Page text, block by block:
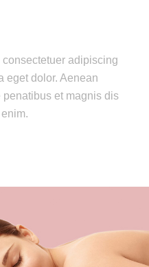
consectetuer adipiscing
eget dolor. Aenean
et magnis dis